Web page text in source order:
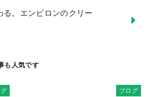
る。エンビロンのクリー
ブログ